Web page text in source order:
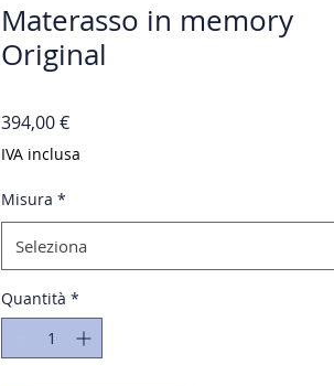
Materasso in memory
Original
394,00 €Prezzo
IVA inclusa
Misura *
Seleziona
Quantità *